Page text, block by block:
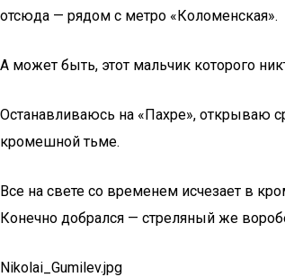
отсюда — рядом с метро «Коломенская».
А может быть, этот мальчик которого
Останавливаюсь на «Пахре», открываю
кромешной тьме.
Все на свете со временем исчезает в
Конечно добрался — стреляный же
Nikolai_Gumilev.jpg